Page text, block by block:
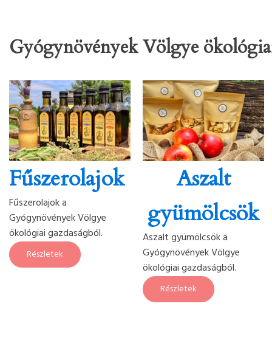
Gyógynövények Völgye
Fűszerolajok
Fűszerolajok a
Gyógynövények Völgye
ökológiai gazdaságból.
Részletek
Aszalt
gyümölcsök
Aszalt gyümölcsök a
Gyógynövények Völgye
ökológiai gazdaságból.
Részletek